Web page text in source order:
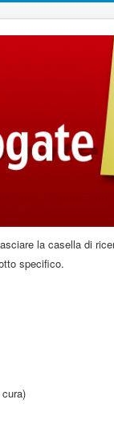
la casella di
specifico.